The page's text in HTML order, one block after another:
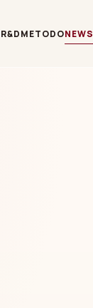
R&DMETODONEWS